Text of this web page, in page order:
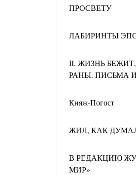
ПРОСВЕТУ
ЛАБИРИНТЫ
II. ЖИЗНЬ
РАНЫ. ПИСЬМА
Княж-Погост
ЖИЛ, КАК
В РЕДАКЦИЮ
МИР»